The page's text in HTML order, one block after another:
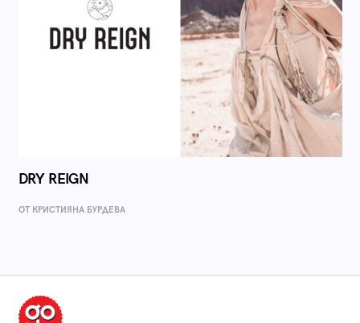
DRY REIGN
ОТ КРИСТИЯНА БУРДЕВА